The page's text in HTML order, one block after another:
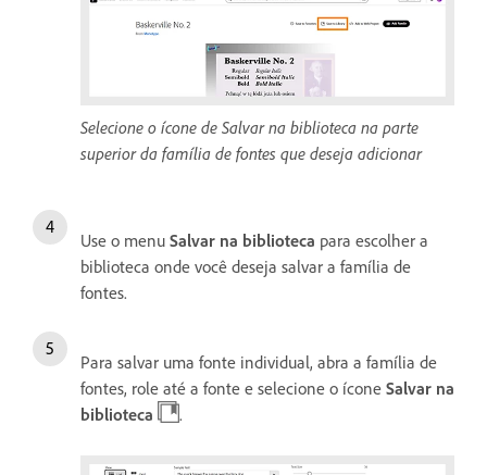
Selecione o ícone de Salvar na biblioteca na parte
superior da família de fontes que deseja adicionar
Use o menu Salvar na biblioteca para escolher a
biblioteca onde você deseja salvar a família de
fontes.
Para salvar uma fonte individual, abra a família de
fontes, role até a fonte e selecione o ícone Salvar na
biblioteca
.